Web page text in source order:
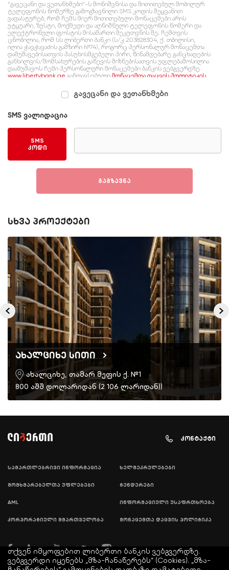
“გავეცანი და ვეთანხმები”-ს მონიშვნისა და მითითებულ მობილურ
ტელეფონის ნომერზე გამოგზავნილი SMS კოდის შეყვანით
ვადასტურებ, რომ ჩემს მიერ მითითებული მონაცემები არის
უტყუარი, ზუსტი, მოქმედი და აღნიშნული ტელეფონის ნომერი და
ელექტრონული ფოსტის მისამართი მეკუთვნის მე; ჩემთვის
ცნობილია, რომ სს ლიბერთი ბანკი (ს/კ 203828304, ქ. თბილისი,
ილია ჭავჭავაძის გამზირი №74), როგორც პერსონალურ მონაცემთა
დამუშავებისათვის პასუხისმგებელი პირი, წინამდებარე განცხადების
განხილვის/მომსახურების გაწევის მიზნებისათვის უფლებამოსილია
დაამუშავოს ჩემი პერსონალური მონაცემები ბანკის ვებგვერდზე
www.libertybank.ge განთავსებული მონაცემთა დაცვის პოლიტიკის
გავეცანი და ვეთანხმები
SMS ვალიდაცია
SMS
კოდი
გაგზავნა
სხვა პროექტები
ახალციხე სითი
ახალციხე, თამარ მეფის ქ. №1
800 აშშ დოლარიდან (2 106 ლარიდან))
კონტაქტი
სამართლებრივი ინფორმაცია ხელშეკრულებები
მომხმარებელთა უფლებები ტენდერები
AML ინფორმაციული უსაფრთხოება
კორპორატიული მმართველობა მონაცემთა დაცვის პოლიტიკა
თქვენ იმყოფებით ლიბერთი ბანკის ვებგვერდზე.
ვებგვერდი იყენებს „მზა-ჩანაწერებს“ (Cookies). „მზა-